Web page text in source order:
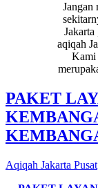
Jangan
aqiqah
Kami
PAKET
Aqiqah Jakarta Pusat